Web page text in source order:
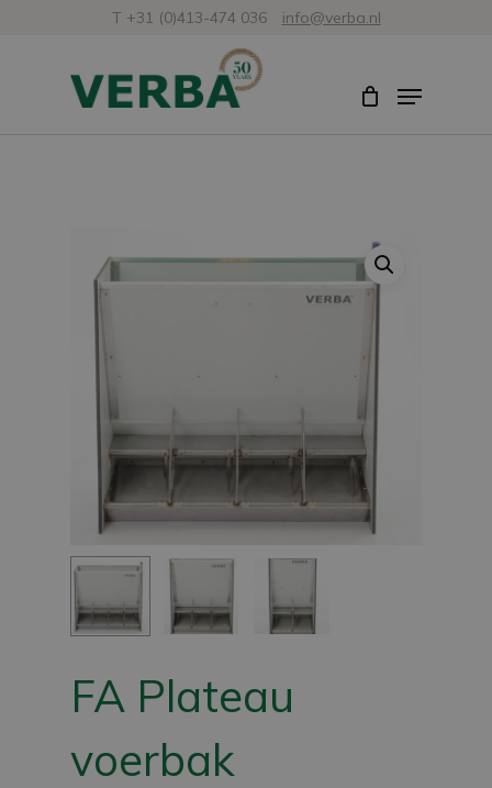
T +31 (0)413-474 036 info@verba.nl
Menu
FA Plateau
voerbak